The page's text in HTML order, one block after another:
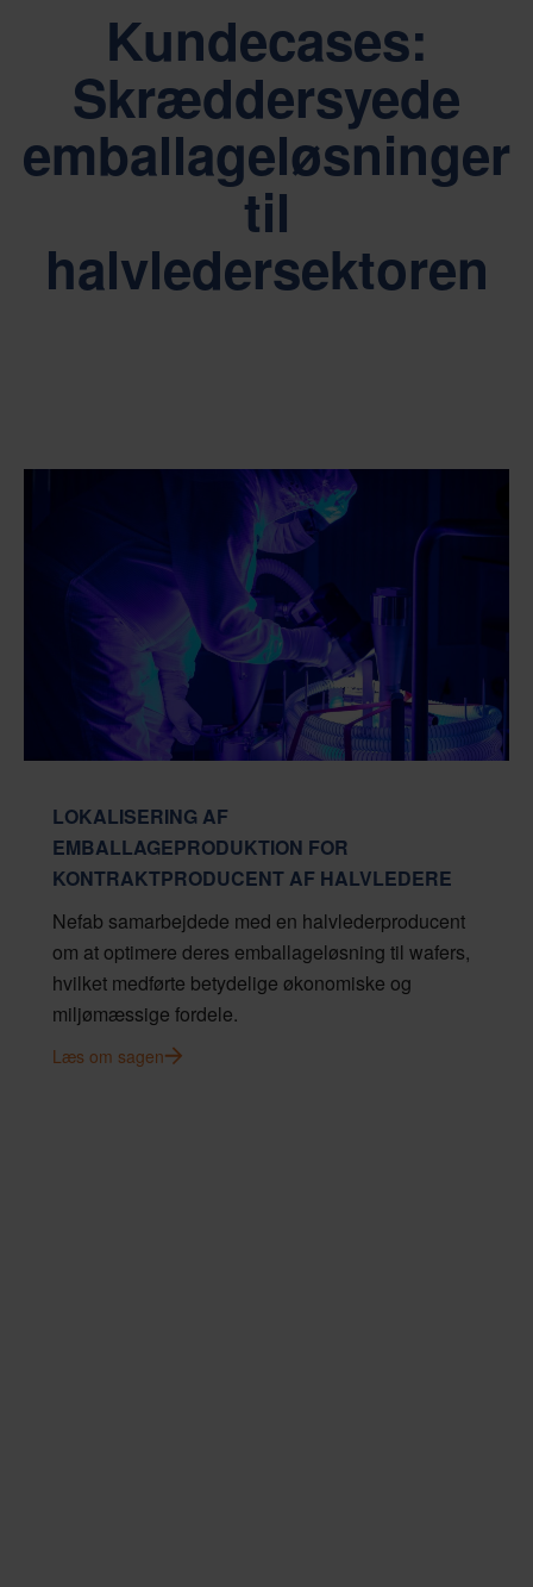
Kundecases:
Skræddersyede
emballageløsninger
til
halvledersektoren
LOKALISERING AF
EMBALLAGEPRODUKTION FOR
KONTRAKTPRODUCENT AF HALVLEDERE
Nefab samarbejdede med en halvlederproducent
om at optimere deres emballageløsning til wafers,
hvilket medførte betydelige økonomiske og
miljømæssige fordele.
Læs om sagen